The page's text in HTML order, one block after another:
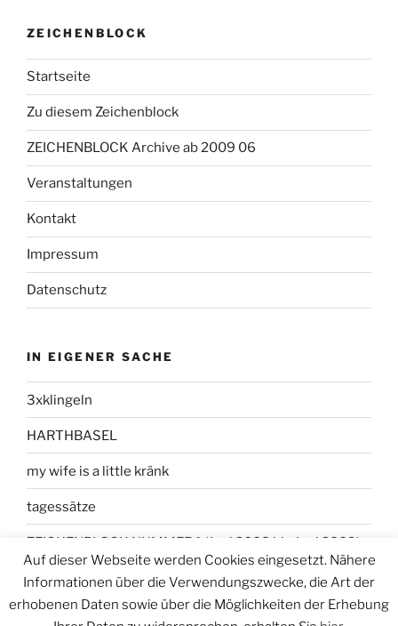
ZEICHENBLOCK
Startseite
Zu diesem Zeichenblock
ZEICHENBLOCK Archive ab 2009 06
Veranstaltungen
Kontakt
Impressum
Datenschutz
IN EIGENER SACHE
3xklingeln
HARTHBASEL
my wife is a little kränk
tagessätze
ZEICHENBLOCK NUMMER 1 (Juni 2008 bis Juni 2009)
Auf dieser Webseite werden Cookies eingesetzt. Nähere
Informationen über die Verwendungszwecke, die Art der
erhobenen Daten sowie über die Möglichkeiten der Erhebung